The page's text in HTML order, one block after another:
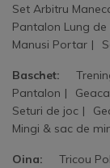
Set Arbitru
Pantalon Lung
Manusi Portar
Baschet:
Pantalon
Seturi de joc
Mingi & sac de
Oina: Tricou